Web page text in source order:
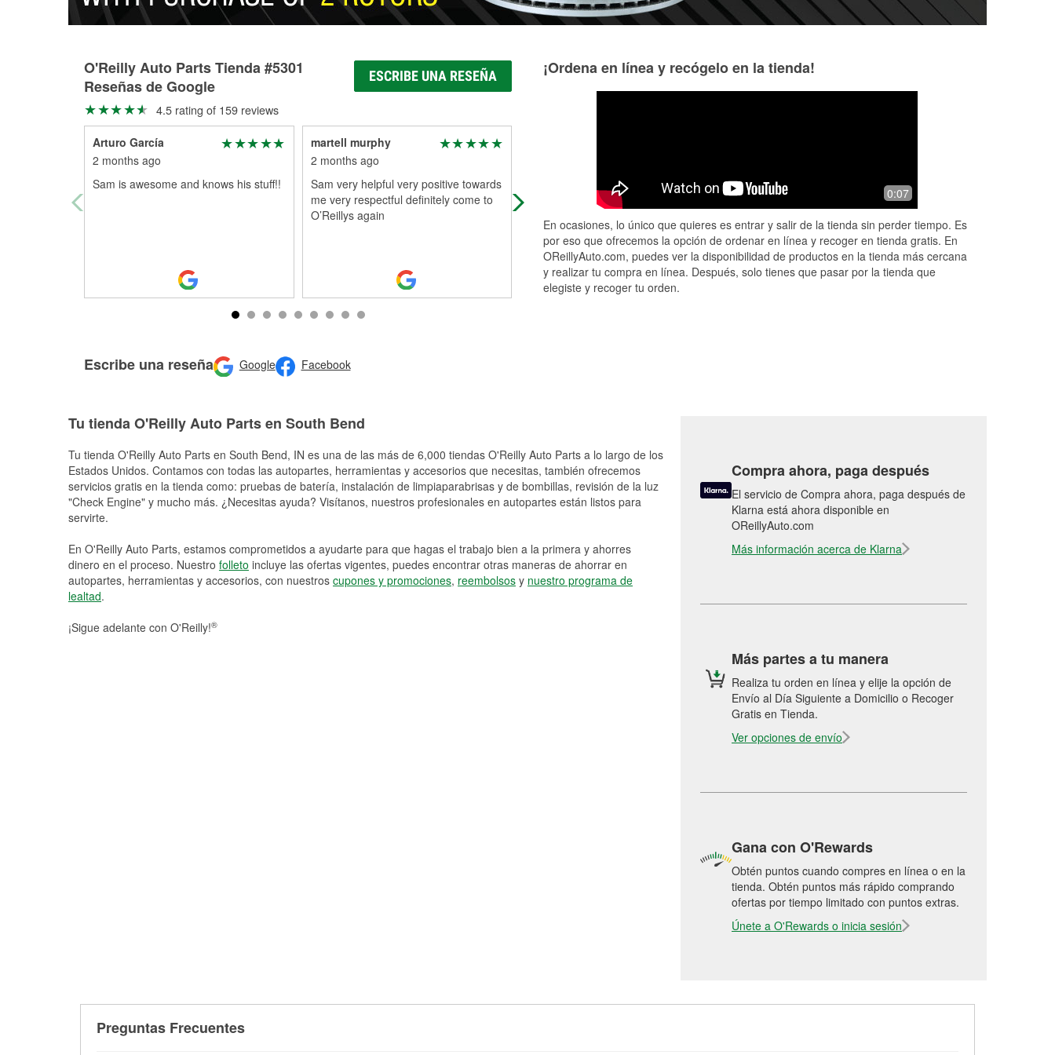
O'Reilly Auto Parts Tienda #5301
Reseñas de Google
ESCRIBE UNA RESEÑA
4.5 rating of 159 reviews
Arturo García
2 months ago
Sam is awesome and knows his stuff!!
martell murphy
2 months ago
Sam very helpful very positive towards
me very respectful definitely come to
O’Reillys again
Sam was incredibly helpful. I’ll be
Very good
me, helped me
Escribe una reseña Google Facebook
¡Ordena en línea y recógelo en la tienda!
0:07
En ocasiones, lo único que quieres es entrar y salir de la tienda sin perder tiempo. Es
por eso que ofrecemos la opción de ordenar en línea y recoger en tienda gratis. En
OReillyAuto.com, puedes ver la disponibilidad de productos en la tienda más cercana
y realizar tu compra en línea. Después, solo tienes que pasar por la tienda que
elegiste y recoger tu orden.
Tu tienda O'Reilly Auto Parts en South Bend
Tu tienda O'Reilly Auto Parts en South Bend, IN es una de las más de 6,000 tiendas O'Reilly Auto Parts a lo largo de los
Estados Unidos. Contamos con todas las autopartes, herramientas y accesorios que necesitas, también ofrecemos
servicios gratis en la tienda como: pruebas de batería, instalación de limpiaparabrisas y de bombillas, revisión de la luz
"Check Engine" y mucho más. ¿Necesitas ayuda? Visítanos, nuestros profesionales en autopartes están listos para
servirte.
En O'Reilly Auto Parts, estamos comprometidos a ayudarte para que hagas el trabajo bien a la primera y ahorres
dinero en el proceso. Nuestro folleto incluye las ofertas vigentes, puedes encontrar otras maneras de ahorrar en
autopartes, herramientas y accesorios, con nuestros cupones y promociones, reembolsos y nuestro programa de
lealtad.
¡Sigue adelante con O'Reilly!®
Compra ahora, paga después
El servicio de Compra ahora, paga después de
Klarna está ahora disponible en
OReillyAuto.com
Más información acerca de Klarna
Más partes a tu manera
Realiza tu orden en línea y elije la opción de
Envío al Día Siguiente a Domicilio o Recoger
Gratis en Tienda.
Ver opciones de envío
Gana con O'Rewards
Obtén puntos cuando compres en línea o en la
tienda. Obtén puntos más rápido comprando
ofertas por tiempo limitado con puntos extras.
Únete a O'Rewards o inicia sesión
Preguntas Frecuentes